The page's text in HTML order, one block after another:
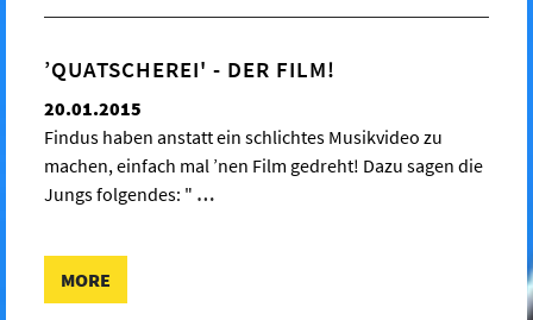
’QUATSCHEREI' - DER FILM!
20.01.2015
Findus haben anstatt ein schlichtes Musikvideo zu
machen, einfach mal ’nen Film gedreht! Dazu sagen die
Jungs folgendes: " …
MORE